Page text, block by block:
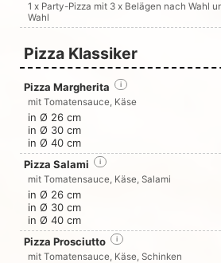
1 x Party-Pizza mit 3 x Belägen nach Wahl
Wahl
Pizza Klassiker
Pizza Margherita i
mit Tomatensauce, Käse
in Ø 26 cm
in Ø 30 cm
in Ø 40 cm
Pizza Salami
i
mit Tomatensauce, Käse, Salami
in Ø 26 cm
in Ø 30 cm
in Ø 40 cm
Pizza Prosciutto
i
mit Tomatensauce, Käse, Schinken